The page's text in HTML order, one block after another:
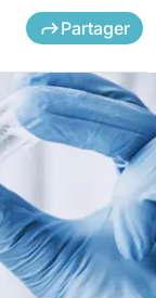
Partager